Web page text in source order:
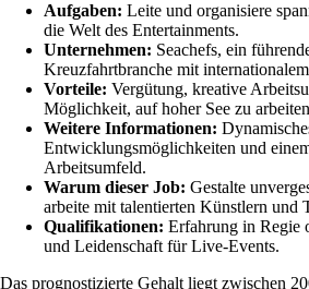
Aufgaben: Leite und organisiere
die Welt des Entertainments.
Unternehmen: Seachefs, ein
Kreuzfahrtbranche mit
Vorteile: Vergütung, kreative
Möglichkeit, auf hoher See zu
Weitere Informationen:
Entwicklungsmöglichkeiten und
Arbeitsumfeld.
Warum dieser Job: Gestalte
arbeite mit talentierten Künstlern und
Qualifikationen: Erfahrung in Regie
und Leidenschaft für Live-Events.
Das prognostizierte Gehalt liegt zwischen